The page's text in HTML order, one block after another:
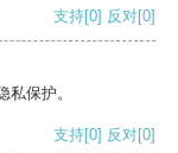
支持[0] 反对[0]
保护。
支持[0] 反对[0]